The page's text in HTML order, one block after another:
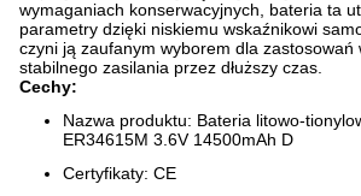
wymaganiach konserwacyjnych, bateria ta
parametry dzięki niskiemu wskaźnikowi
czyni ją zaufanym wyborem dla zastosowań
stabilnego zasilania przez dłuższy czas.
Cechy:
Nazwa produktu: Bateria litowo-
ER34615M 3.6V 14500mAh D
Certyfikaty: CE